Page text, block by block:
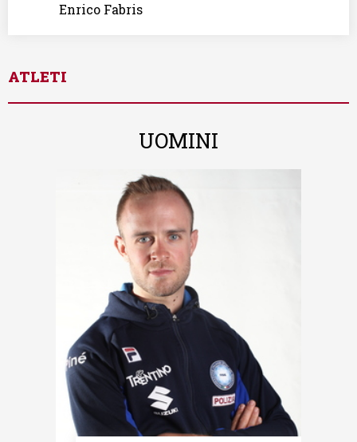
Enrico Fabris
ATLETI
UOMINI